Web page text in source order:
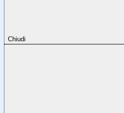
Chiudi